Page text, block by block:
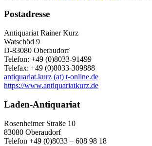
Postadresse
Antiquariat Rainer Kurz
Watschöd 9
D-83080 Oberaudorf
Telefon: +49 (0)8033-91499
Telefax: +49 (0)8033-309888
antiquariat.kurz (at) t-online.de
https://www.antiquariatkurz.de
Laden-Antiquariat
Rosenheimer Straße 10
83080 Oberaudorf
Telefon +49 (0)8033 – 608 98 18